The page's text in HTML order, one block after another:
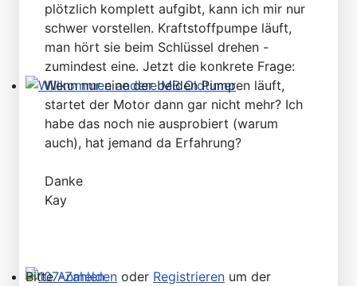
Willkommen andere MB Oldtimer
plötzlich komplett aufgibt, kann ich mir nur
schwer vorstellen. Kraftstoffpumpe läuft,
man hört sie beim Schlüssel drehen -
zumindest eine. Jetzt die konkrete Frage:
Wenn nur eine der beiden Pumpen läuft,
startet der Motor dann gar nicht mehr? Ich
habe das noch nie ausprobiert (warum
auch), hat jemand da Erfahrung?
Danke
Kay
BitteAnmelden oder Registrieren um der